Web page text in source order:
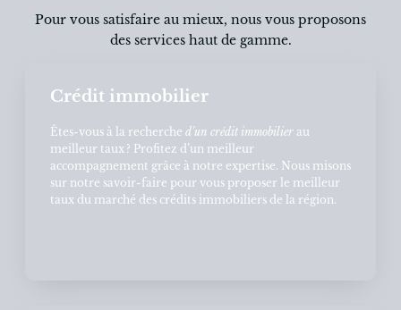
Pour vous satisfaire au mieux, nous vous proposons
des services haut de gamme.
Crédit immobilier
Êtes-vous à la recherche d’un crédit immobilier au
meilleur taux ? Profitez d’un meilleur
accompagnement grâce à notre expertise. Nous misons
sur notre savoir-faire pour vous proposer le meilleur
taux du marché des crédits immobiliers de la région.